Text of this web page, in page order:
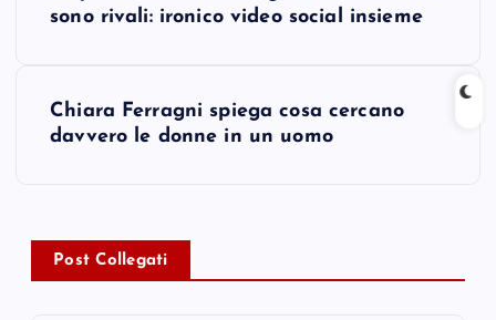
a
v
sono rivali: ironico video social insieme
Chiara Ferragni spiega cosa cercano
davvero le donne in un uomo
Post Collegati